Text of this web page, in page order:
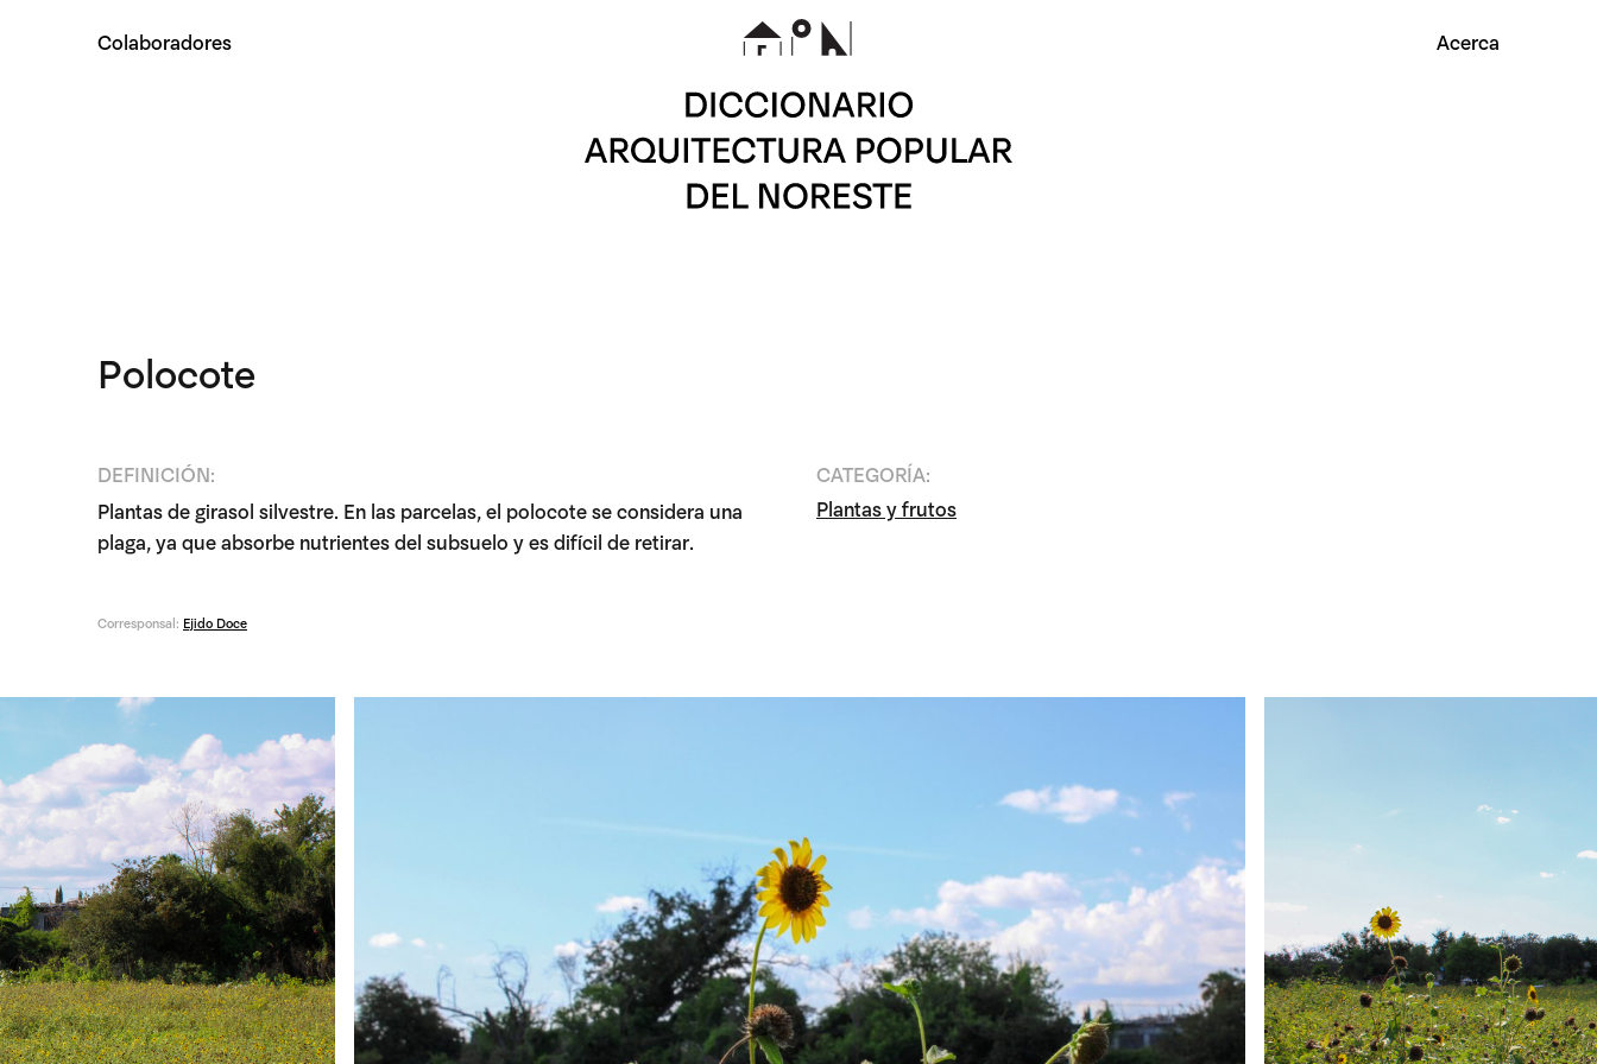
Colaboradores Acerca
Polocote
DEFINICIÓN:
Plantas de girasol silvestre. En las parcelas, el polocote se considera una
plaga, ya que absorbe nutrientes del subsuelo y es difícil de retirar.
CATEGORÍA:
Plantas y frutos
Corresponsal: Ejido Doce